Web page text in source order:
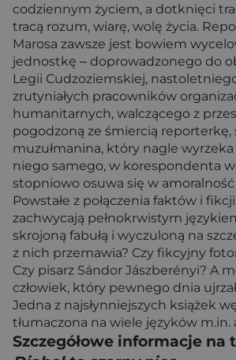
codziennym życiem, a dotknięci
tracą rozum, wiarę, wolę życia.
Marosa zawsze jest bowiem
jednostkę ‒ doprowadzonego do
Legii Cudzoziemskiej,
zrutyniałych pracowników
humanitarnych, walczącego z
pogodzoną ze śmiercią
muzułmanina, który nagle wyrzeka
niego samego, w korespondenta
stopniowo osuwa się w amoralność
Powstałe z połączenia faktów i
zachwycają pełnokrwistym
skrojoną fabułą i wyczuloną na
z nich przemawia? Czy fikcyjny
Czy pisarz Sándor Jászberényi? A
człowiek, który pewnego dnia ujrzał
Jedna z najsłynniejszych książek
tłumaczona na wiele języków m.in.
Szczegółowe informacje na